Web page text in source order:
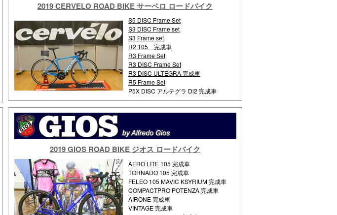
2019 CERVELO ROAD BIKE サーベロ ロードバイク
S5 DISC Frame Set
S3 DISC Frame set
S3 Frame set
R2 105 完成車
R3 Frame Set
R3 DISC Frame Set
R3 DISC ULTEGRA 完成車
R5 Frame Set
P5X DISC アルテグラ Di2 完成車
2019 GIOS ROAD BIKE ジオス ロードバイク
AERO LITE 105 完成車
TORNADO 105 完成車
FELEO 105 MAVIC KSYRIUM 完成車
COMPACTPRO POTENZA 完成車
AIRONE 完成車
VINTAGE 完成車